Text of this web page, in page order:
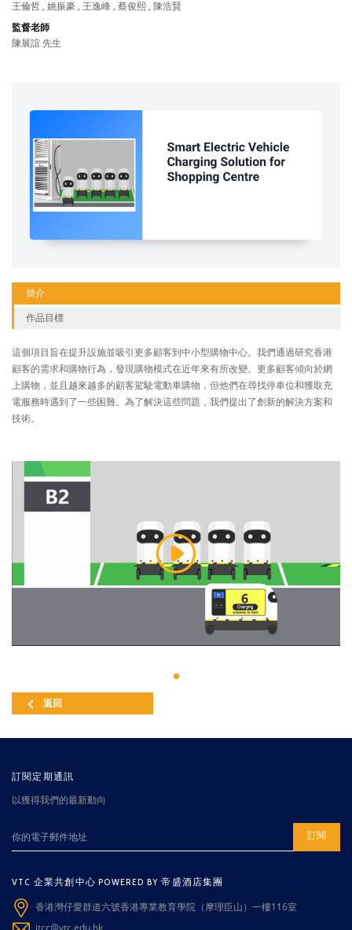
王倫哲 , 姚振豪 , 王逸峰 , 蔡俊熙 , 陳浩賢
監督老師
陳展誼 先生
簡介
作品目標
這個項目旨在提升設施並吸引更多顧客到中小型購物中心。我們通過研究香港
顧客的需求和購物行為，發現購物模式在近年來有所改變。更多顧客傾向於網
上購物，並且越來越多的顧客駕駛電動車購物，但他們在尋找停車位和獲取充
電服務時遇到了一些困難。為了解決這些問題，我們提出了創新的解決方案和
技術。
返回
訂閱定期通訊
以獲得我們的最新動向
訂閱
VTC 企業共創中心 POWERED BY 帝盛酒店集團
香港灣仔愛群道六號香港專業教育學院（摩理臣山）一樓116室
itcc@vtc.edu.hk